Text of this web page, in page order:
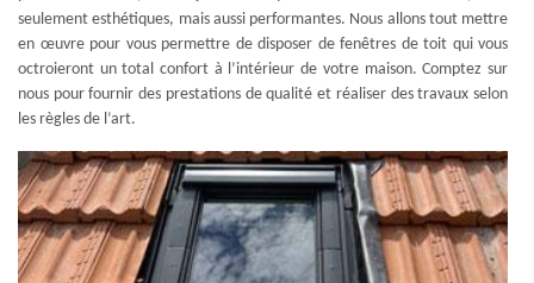
seulement esthétiques, mais aussi performantes. Nous allons tout mettre
en œuvre pour vous permettre de disposer de fenêtres de toit qui vous
octroieront un total confort à l’intérieur de votre maison. Comptez sur
nous pour fournir des prestations de qualité et réaliser des travaux selon
les règles de l’art.